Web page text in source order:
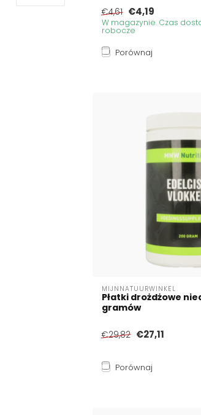
€4,61 €4,19
W magazynie. Czas
robocze
Porównaj
MIJNNATUURWINKEL
Płatki drożdżowe
gramów
€29,82 €27,11
Porównaj